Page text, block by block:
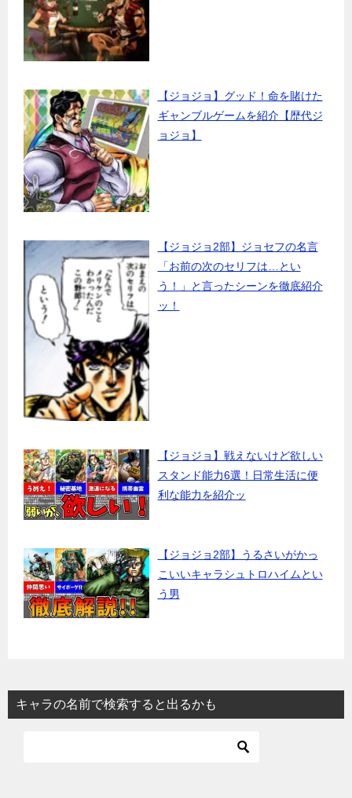
【ジョジョ】グッド！命を賭けた
ギャンブルゲームを紹介【歴代ジ
ョジョ】
【ジョジョ2部】ジョセフの名言
「お前の次のセリフは…とい
う！」と言ったシーンを徹底紹介
ッ！
【ジョジョ】戦えないけど欲しい
スタンド能力6選！日常生活に便
利な能力を紹介ッ
【ジョジョ2部】うるさいがかっ
こいいキャラシュトロハイムとい
う男
キャラの名前で検索すると出るかも